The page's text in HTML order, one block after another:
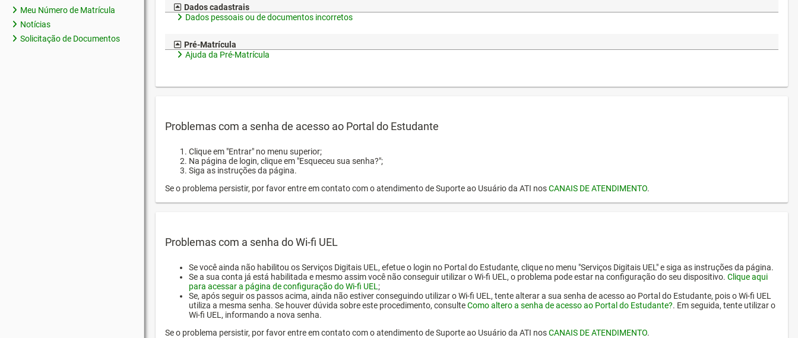
Meu Número de Matrícula
Notícias
Solicitação de Documentos
Dados cadastrais
Dados pessoais ou de documentos incorretos
Pré-Matrícula
Ajuda da Pré-Matrícula
Problemas com a senha de acesso ao Portal do Estudante
Clique em "Entrar" no menu superior;
Na página de login, clique em "Esqueceu sua senha?";
Siga as instruções da página.
Se o problema persistir, por favor entre em contato com o atendimento de Suporte ao Usuário da ATI nosCANAIS DE ATENDIMENTO.
Problemas com a senha do Wi-fi UEL
Se você ainda não habilitou os Serviços Digitais UEL, efetue o login no Portal do Estudante, clique no menu "Serviços Digitais UEL" e siga as instruções da página.
Se a sua conta já está habilitada e mesmo assim você não conseguir utilizar o Wi-fi UEL, o problema pode estar na configuração do seu dispositivo. Clique aqui
para acessar a página de configuração do Wi-fi UEL ;
Se, após seguir os passos acima, ainda não estiver conseguindo utilizar o Wi-fi UEL, tente alterar a sua senha de acesso ao Portal do Estudante, pois o Wi-fi UEL
utiliza a mesma senha. Se houver dúvida sobre este procedimento, consulteComo altero a senha de acesso ao Portal do Estudante?. Em seguida, tente utilizar o
Wi-fi UEL, informando a nova senha.
Se o problema persistir, por favor entre em contato com o atendimento de Suporte ao Usuário da ATI nosCANAIS DE ATENDIMENTO.